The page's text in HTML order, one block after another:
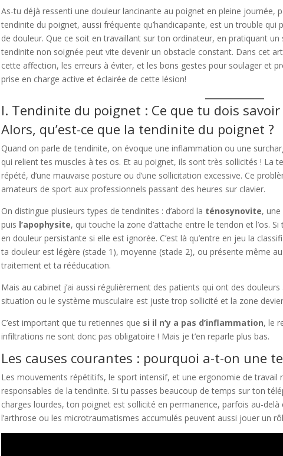
FAQ sur la Tendinite du Poignet
Questions Fréquentes
As-tu déjà ressenti une douleur lancinante au poignet en pleine journée,
tendinite du poignet, aussi fréquente qu’handicapante, est un trouble
de douleur. Que ce soit en travaillant sur ton ordinateur, en pratiquant
tendinite non soignée peut vite devenir un obstacle constant. Dans cet
cette affection, les erreurs à éviter, et les bons gestes pour soulager et
prise en charge active et éclairée de cette lésion!
I. Tendinite du poignet : Ce que tu dois savoir
Alors, qu’est-ce que la tendinite du poignet ?
Quand on parle de tendinite, on évoque une inflammation ou une
qui relient tes muscles à tes os. Et au poignet, ils sont très sollicités ! La
répété, d’une mauvaise posture ou d’une sollicitation excessive. Ce
amateurs de sport aux professionnels passant des heures sur clavier.
On distingue plusieurs types de tendinites : d’abord la ténosynovite,
puis l’apophysite, qui touche la zone d’attache entre le tendon et l’os.
en douleur persistante si elle est ignorée. C’est là qu’entre en jeu la
ta douleur est légère (stade 1), moyenne (stade 2), ou présente même
traitement et ta rééducation.
Mais au cabinet j’ai aussi régulièrement des patients qui ont des
situation ou le système musculaire est juste trop sollicité et la zone
C’est important que tu retiennes que si il n’y a pas d’inflammation, le
infiltrations ne sont donc pas obligatoire ! Mais je t’en reparle plus bas.
Les causes courantes : pourquoi a-t-on une
Les mouvements répétitifs, le sport intensif, et une ergonomie de travail
responsables de la tendinite. Si tu passes beaucoup de temps sur ton
charges lourdes, ton poignet est sollicité en permanence, parfois au-delà
l’arthrose ou les microtraumatismes accumulés peuvent aussi jouer un